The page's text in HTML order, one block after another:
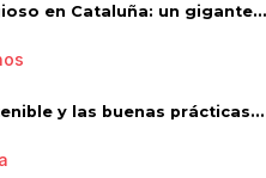
en Cataluña: un gigante...
y las buenas prácticas...